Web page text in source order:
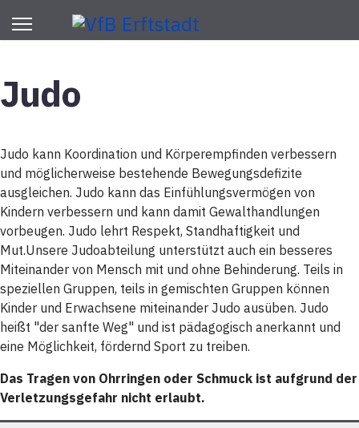
Judo
Judo kann Koordination und Körperempfinden verbessern
und möglicherweise bestehende Bewegungsdefizite
ausgleichen. Judo kann das Einfühlungsvermögen von
Kindern verbessern und kann damit Gewalthandlungen
vorbeugen. Judo lehrt Respekt, Standhaftigkeit und
Mut.Unsere Judoabteilung unterstützt auch ein besseres
Miteinander von Mensch mit und ohne Behinderung. Teils in
speziellen Gruppen, teils in gemischten Gruppen können
Kinder und Erwachsene miteinander Judo ausüben. Judo
heißt "der sanfte Weg" und ist pädagogisch anerkannt und
eine Möglichkeit, fördernd Sport zu treiben.
Das Tragen von Ohrringen oder Schmuck ist aufgrund der
Verletzungsgefahr nicht erlaubt.